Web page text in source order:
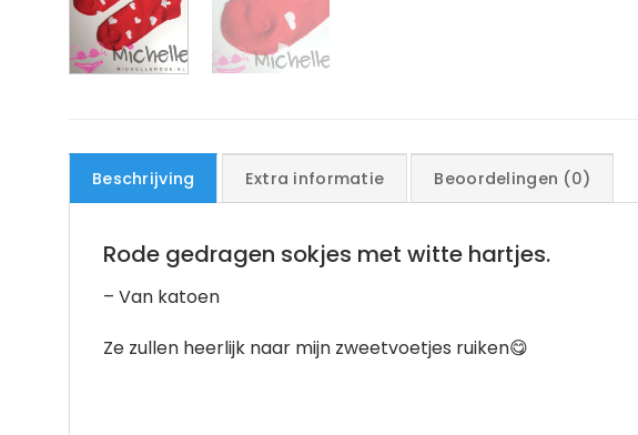
Beschrijving Extra informatie Beoordelingen (0)
Rode gedragen sokjes met witte hartjes.
– Van katoen
Ze zullen heerlijk naar mijn zweetvoetjes ruiken😋